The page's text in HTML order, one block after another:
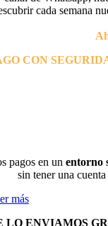
cada semana
CON
pagos en un entorno
sin tener una
más
LO ENVIAMOS